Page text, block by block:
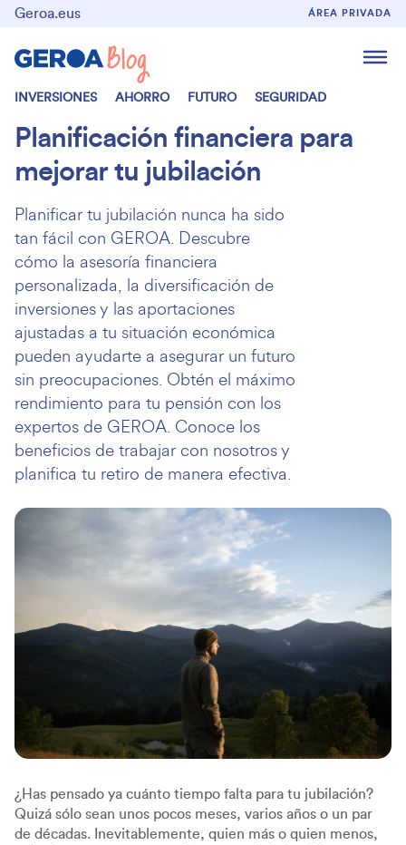
Geroa.eus ÁREA PRIVADA
INVERSIONES AHORRO FUTURO SEGURIDAD
Planificación financiera para
mejorar tu jubilación
Planificar tu jubilación nunca ha sido
tan fácil con GEROA. Descubre
cómo la asesoría financiera
personalizada, la diversificación de
inversiones y las aportaciones
ajustadas a tu situación económica
pueden ayudarte a asegurar un futuro
sin preocupaciones. Obtén el máximo
rendimiento para tu pensión con los
expertos de GEROA. Conoce los
beneficios de trabajar con nosotros y
planifica tu retiro de manera efectiva.
¿Has pensado ya cuánto tiempo falta para tu jubilación?
Quizá sólo sean unos pocos meses, varios años o un par
de décadas. Inevitablemente, quien más o quien menos,